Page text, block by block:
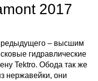
2017
– высшим
гидравлические
Tektro. Обода так же
нержавейки, они